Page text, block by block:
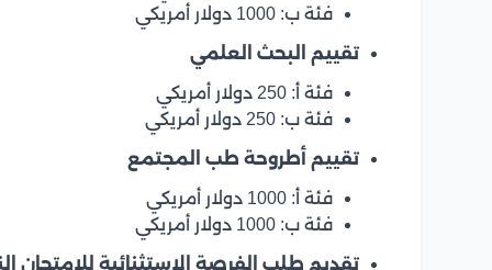
فئة ب: 1000 دولار أمريكي
تقييم البحث العلمي
فئة أ: 250 دولار أمريكي
فئة ب: 250 دولار أمريكي
تقييم أطروحة طب المجتمع
فئة أ: 1000 دولار أمريكي
فئة ب: 1000 دولار أمريكي
تقديم طلب الفرصة الاستثنائية للامتحان